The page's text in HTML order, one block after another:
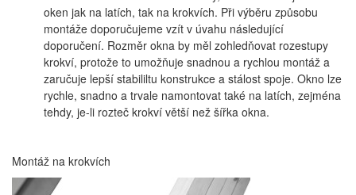
oken jak na latích, tak na krokvích. Při výběru způsobu
montáže doporučujeme vzít v úvahu následující
doporučení. Rozměr okna by měl zohledňovat rozestupy
krokví, protože to umožňuje snadnou a rychlou montáž a
zaručuje lepší stabililtu konstrukce a stálost spoje. Okno lze
rychle, snadno a trvale namontovat také na latích, zejména
tehdy, je-li rozteč krokví větší než šířka okna.
Montáž na krokvích